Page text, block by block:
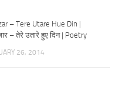
– Tere Utare Hue Din |
– तेरे उतारे हुए दिन | Poetry
26, 2014